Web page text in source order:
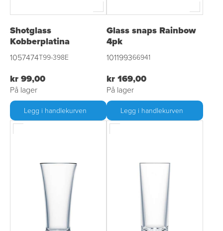
Shotglass
Kobberplatina
1057474T99-398E
kr 99,00
På lager
Legg i handlekurven
Glass snaps Rainbow
4pk
101199366941
kr 169,00
På lager
Legg i handlekurven